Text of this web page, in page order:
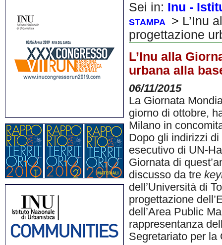
Sei in: Inu -
STAMPA
> L’Inu
progettazione
L’Inu alla
urbana alla
06/11/2015
La Giornata
giorno di ottobre,
Milano in
Dopo gli indirizzi
esecutivo di UN-
Giornata di
discusso da tre
dell’Università di
progettazione
dell’Area Public
rappresentanza
Segretariato per